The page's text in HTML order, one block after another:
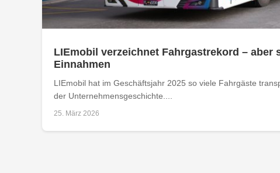
LIEmobil verzeichnet Fahrgastrekord – aber
Einnahmen
LIEmobil hat im Geschäftsjahr 2025 so viele Fahrgäste
der Unternehmensgeschichte....
25. März 2026